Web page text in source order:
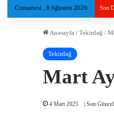
Cumartesi , 8 Ağustos 2026 Son
Anasayfa / Tekirdağ /
Tekirdağ
Mart
4 Mart 2025 | Son